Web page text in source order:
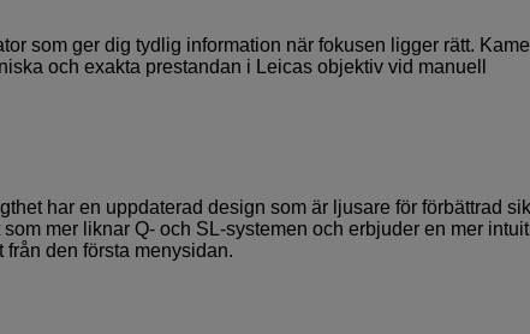
som ger dig tydlig information när fokusen ligger rätt.
och exakta prestandan i Leicas objektiv vid manuell
har en uppdaterad design som är ljusare för förbättrad
mer liknar Q- och SL-systemen och erbjuder en mer
den första menysidan.